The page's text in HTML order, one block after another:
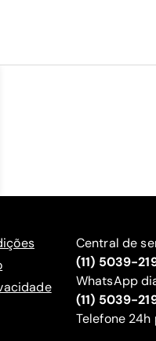
Central de
(11) 5039-
WhatsApp
(11) 5039-
‍Telefone 24h